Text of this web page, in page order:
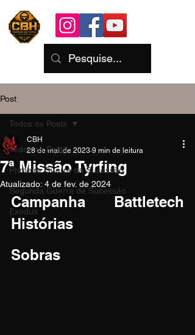
Post
Todos os Posts
Primeira Guerra da Sucessão
Segunda Guerra de Sucessão
Exodus
Todos os Posts
7ª Missão Tyrfing
CBH
28 de mai. de 2023 9 min de leitura
Atualizado: 4 de fev. de 2024
Campanha Battletech
Histórias
Sobras